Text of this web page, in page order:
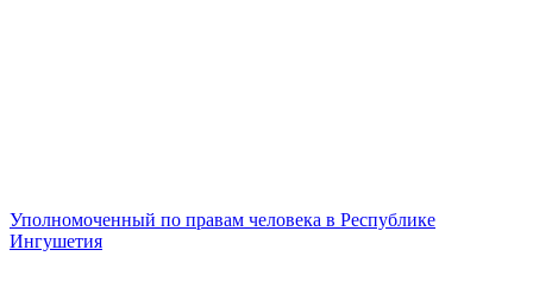
Уполномоченный по правам человека в Республике
Ингушетия